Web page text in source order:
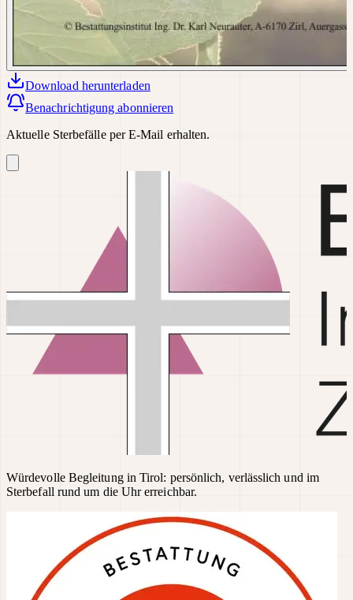
Download herunterladen
Benachrichtigung abonnieren
Aktuelle Sterbefälle per E-Mail erhalten.
Würdevolle Begleitung in Tirol: persönlich, verlässlich und im
Sterbefall rund um die Uhr erreichbar.